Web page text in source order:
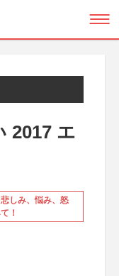
2017 エ
しみ、悩み、怒
！